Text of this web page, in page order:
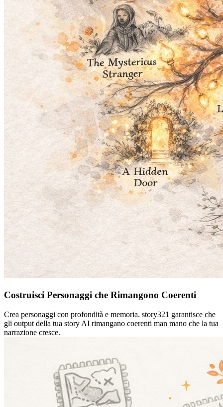
Costruisci Personaggi che Rimangono Coerenti
Crea personaggi con profondità e memoria. story321 garantisce che
gli output della tua story AI rimangano coerenti man mano che la tua
narrazione cresce.